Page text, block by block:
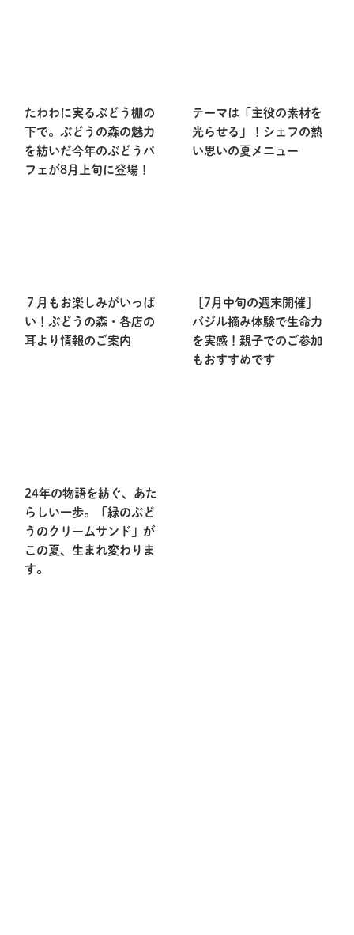
たわわに実るぶどう棚の
下で。ぶどうの森の魅力
を紡いだ今年のぶどうパ
フェが8月上旬に登場！
テーマは「主役の素材を
光らせる」！シェフの熱
い思いの夏メニュー
７月もお楽しみがいっぱ
い！ぶどうの森・各店の
耳より情報のご案内
［7月中旬の週末開催］
バジル摘み体験で生命力
を実感！親子でのご参加
もおすすめです
24年の物語を紡ぐ、あた
らしい一歩。「緑のぶど
うのクリームサンド」が
この夏、生まれ変わりま
す。